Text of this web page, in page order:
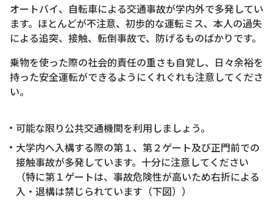
オートバイ、自転車による交通事故が学内外で多発してい
ます。ほとんどが不注意、初歩的な運転ミス、本人の過失
による追突、接触、転倒事故で、防げるものばかりです。
乗物を使った際の社会的責任の重さも自覚し、日々余裕を
持った安全運転ができるようにくれぐれも注意してくださ
い。
可能な限り公共交通機関を利用しましょう。
大学内へ入構する際の第１、第２ゲート及び正門前での
接触事故が多発しています。十分に注意してください
（特に第１ゲートは、事故危険性が高いため右折による
入・退構は禁じられています（下図））